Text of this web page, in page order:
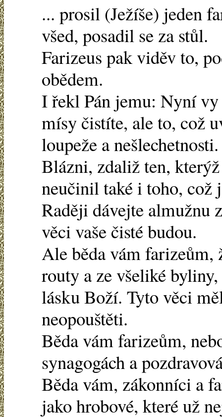
... prosil (Ježíše) jeden
všed, posadil se za stůl.
Farizeus pak viděv to,
obědem.
I řekl Pán jemu: Nyní
mísy čistíte, ale to, což
loupeže a nešlechetnosti.
Blázni, zdaliž ten,
neučinil také i toho, což
Raději dávejte almužnu
věci vaše čisté budou.
Ale běda vám farizeům,
routy a ze všeliké
lásku Boží. Tyto věci
neopouštěti.
Běda vám farizeům,
synagogách a
Běda vám, zákonníci a
jako hrobové, které už